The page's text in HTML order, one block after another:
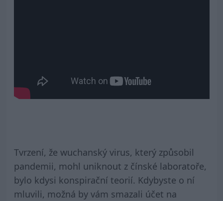
Tvrzení, že wuchanský virus, který způsobil
pandemii, mohl uniknout z čínské laboratoře,
bylo kdysi konspirační teorií. Kdybyste o ní
mluvili, možná by vám smazali účet na